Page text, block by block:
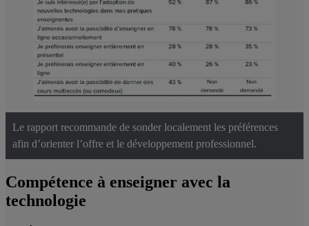
Le rapport recommande de sonder localement les préférences
afin d’orienter l’offre et le développement professionnel.
Compétence à enseigner avec la
technologie